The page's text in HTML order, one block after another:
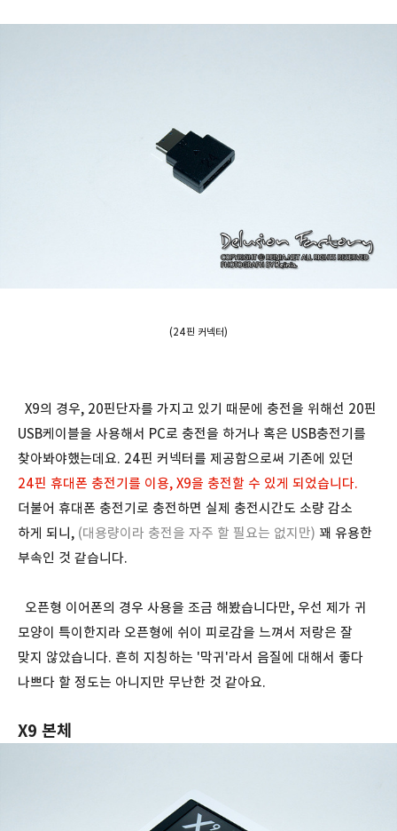
(24핀 커넥터)
X9의 경우, 20핀단자를 가지고 있기 때문에 충전을 위해선 20핀
USB케이블을 사용해서 PC로 충전을 하거나 혹은 USB충전기를
찾아봐야했는데요. 24핀 커넥터를 제공함으로써 기존에 있던
24핀 휴대폰 충전기를 이용, X9을 충전할 수 있게 되었습니다.
더불어 휴대폰 충전기로 충전하면 실제 충전시간도 소량 감소
하게 되니, (대용량이라 충전을 자주 할 필요는 없지만) 꽤 유용한
부속인 것 같습니다.
오픈형 이어폰의 경우 사용을 조금 해봤습니다만, 우선 제가 귀
모양이 특이한지라 오픈형에 쉬이 피로감을 느껴서 저랑은 잘
맞지 않았습니다. 흔히 지칭하는 '막귀'라서 음질에 대해서 좋다
나쁘다 할 정도는 아니지만 무난한 것 같아요.
X9 본체